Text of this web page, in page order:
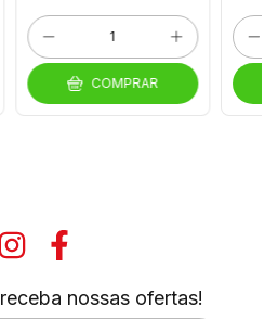
COMPRAR
nossas ofertas!